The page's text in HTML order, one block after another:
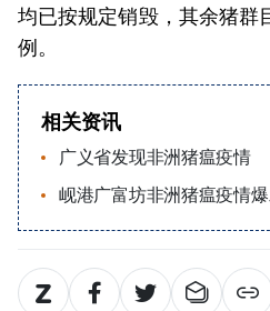
均已按规定销毁，其余猪群
例。
相关资讯
广义省发现非洲猪瘟疫情
岘港广富坊非洲猪瘟疫情